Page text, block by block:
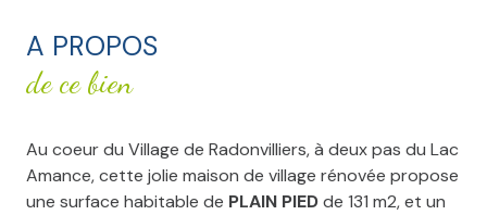
A PROPOS
de ce bien
Au coeur du Village de Radonvilliers, à deux pas du Lac
Amance, cette jolie maison de village rénovée propose
une surface habitable de PLAIN PIEDde 131 m2, et un